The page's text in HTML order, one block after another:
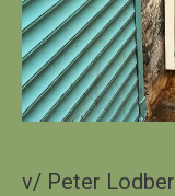
v/ Peter